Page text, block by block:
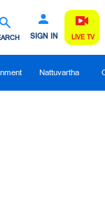
SIGN IN LIVE TV
Nattuvartha